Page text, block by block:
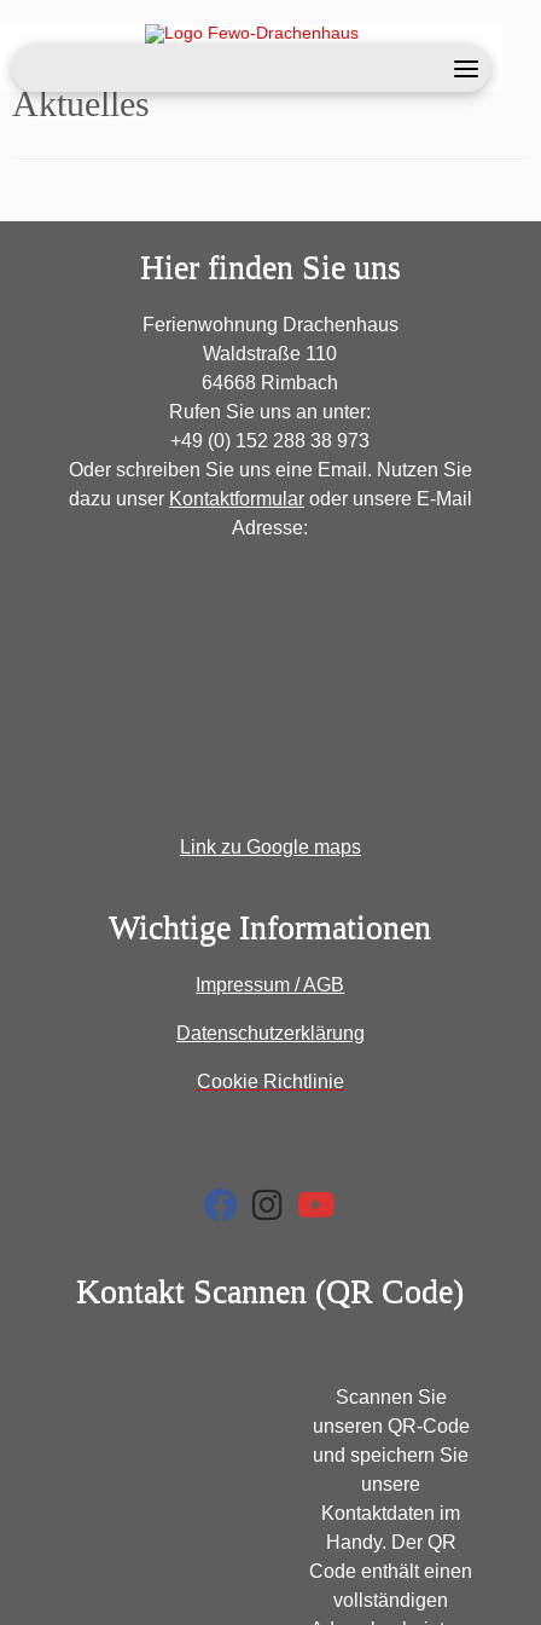
content
Aktuelles
Hier finden Sie uns
Ferienwohnung Drachenhaus
Waldstraße 110
64668 Rimbach
Rufen Sie uns an unter:
+49 (0) 152 288 38 973
Oder schreiben Sie uns eine Email. Nutzen Sie
dazu unser Kontaktformularoder unsere E-Mail
Adresse:
Link zu Google maps
Wichtige Informationen
Impressum / AGB
Datenschutzerklärung
Cookie Richtlinie
fab
fa-
fab
fa-
Kontakt Scannen (QR Code)
Scannen Sie
unseren QR-Code
und speichern Sie
unsere
Kontaktdaten im
Handy. Der QR
Code enthält einen
vollständigen